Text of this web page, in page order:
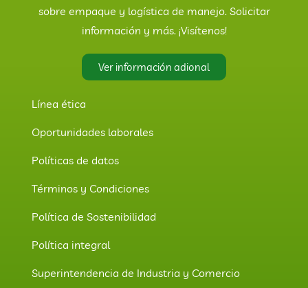
sobre empaque y logística de manejo. Solicitar
información y más. ¡Visítenos!
Ver información adional
Línea ética
Oportunidades laborales
Políticas de datos
Términos y Condiciones
Política de Sostenibilidad
Política integral
Superintendencia de Industria y Comercio